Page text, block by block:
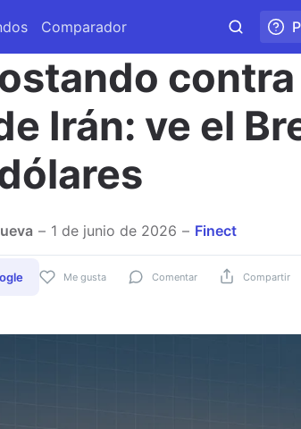
Comparador
Irán: ve el
1 de junio de 2026 Finect
Me gusta Comentar Compartir